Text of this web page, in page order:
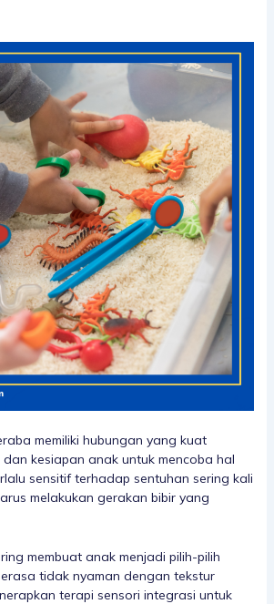
memiliki hubungan yang kuat
kesiapan anak untuk mencoba hal
sensitif terhadap sentuhan sering kali
melakukan gerakan bibir yang
membuat anak menjadi pilih-pilih
tidak nyaman dengan tekstur
terapi sensori integrasi untuk